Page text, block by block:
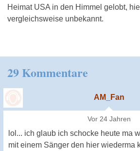
Heimat USA in den Himmel gelobt,
vergleichsweise unbekannt.
29 Kommentare
AM_Fan
Vor 24 Jahren
lol... ich glaub ich schocke heute ma
mit einem Sänger den hier wiederma